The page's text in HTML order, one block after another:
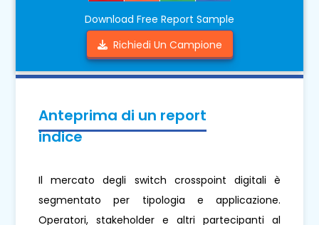
Download Free Report Sample
Richiedi Un Campione
Anteprima di un report
indice
Il mercato degli switch crosspoint digitali è
segmentato per tipologia e applicazione.
Operatori, stakeholder e altri partecipanti al